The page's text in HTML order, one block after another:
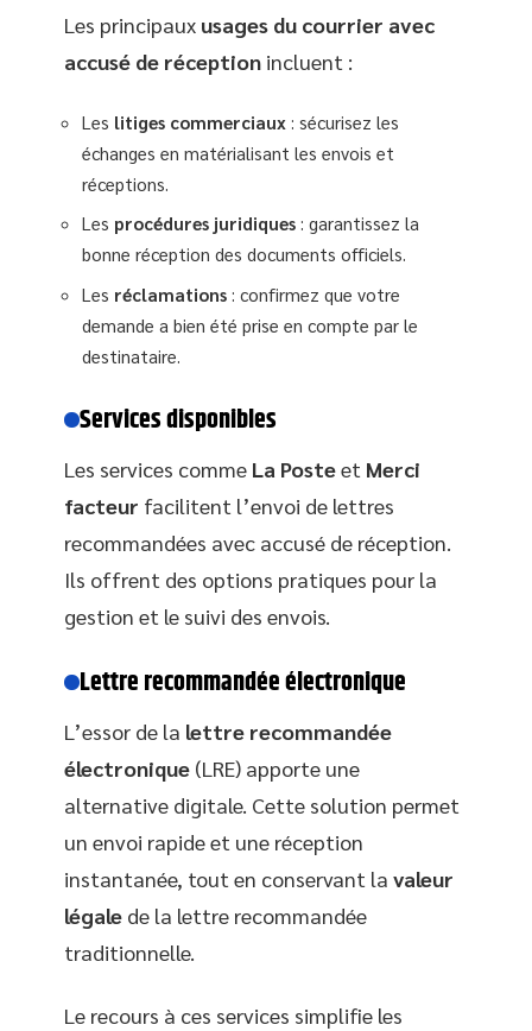
Les principaux usages du courrier avec
accusé de réception incluent :
Les litiges commerciaux : sécurisez les
échanges en matérialisant les envois et
réceptions.
Les procédures juridiques : garantissez la
bonne réception des documents officiels.
Les réclamations : confirmez que votre
demande a bien été prise en compte par le
destinataire.
Services disponibles
Les services comme La Posteet Merci
facteur facilitent l’envoi de lettres
recommandées avec accusé de réception.
Ils offrent des options pratiques pour la
gestion et le suivi des envois.
Lettre recommandée électronique
L’essor de la lettre recommandée
électronique (LRE) apporte une
alternative digitale. Cette solution permet
un envoi rapide et une réception
instantanée, tout en conservant la valeur
légale de la lettre recommandée
traditionnelle.
Le recours à ces services simplifie les